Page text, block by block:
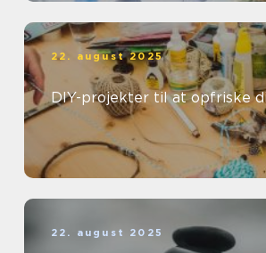
22. august 2025
DIY-projekter til at opfriske
22. august 2025